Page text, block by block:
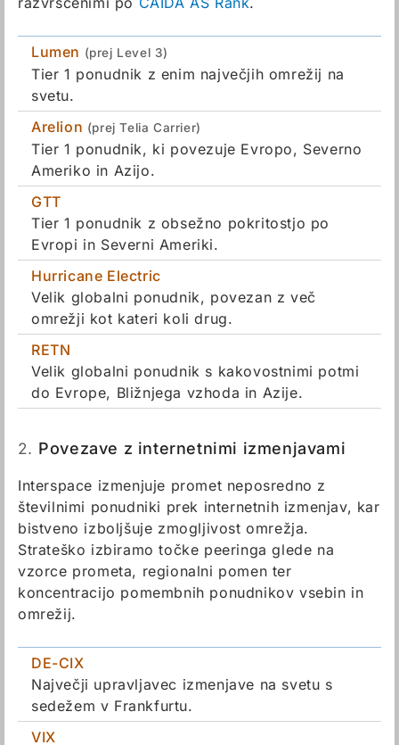
Lumen (prej Level 3)
Tier 1 ponudnik z enim največjih omrežij na
svetu.
Arelion (prej Telia Carrier)
Tier 1 ponudnik, ki povezuje Evropo, Severno
Ameriko in Azijo.
GTT
Tier 1 ponudnik z obsežno pokritostjo po
Evropi in Severni Ameriki.
Hurricane Electric
Velik globalni ponudnik, povezan z več
omrežji kot kateri koli drug.
RETN
Velik globalni ponudnik s kakovostnimi potmi
do Evrope, Bližnjega vzhoda in Azije.
2. Povezave z internetnimi izmenjavami
Interspace izmenjuje promet neposredno z
številnimi ponudniki prek internetnih izmenjav, kar
bistveno izboljšuje zmogljivost omrežja.
Strateško izbiramo točke peeringa glede na
vzorce prometa, regionalni pomen ter
koncentracijo pomembnih ponudnikov vsebin in
omrežij.
DE-CIX
Največji upravljavec izmenjave na svetu s
sedežem v Frankfurtu.
VIX